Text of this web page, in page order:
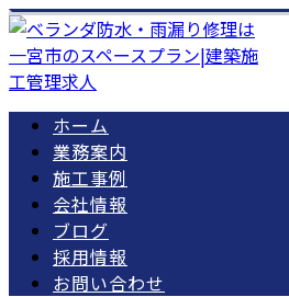
ホーム
業務案内
施工事例
会社情報
ブログ
採用情報
お問い合わせ